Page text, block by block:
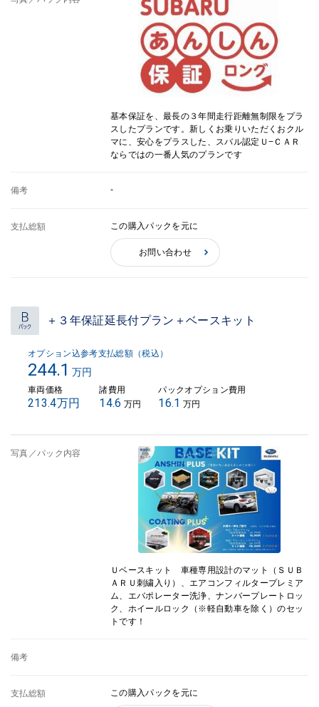
基本保証を、最長の３年間走行距離無制限をプラ
スしたプランです。新しくお乗りいただくおクル
マに、安心をプラスした、スバル認定Ｕ−ＣＡＲ
ならではの一番人気のプランです
備考 -
支払総額 この購入パックを元に
お問い合わせ
＋３年保証延長付プラン＋ベースキット
オプション込参考支払総額（税込）
244.1 万円
車両価格
213.4万円
諸費用
14.6 万円
パックオプション費用
16.1 万円
写真／パック内容
Ｕベースキット 車種専用設計のマット（ＳＵＢ
ＡＲＵ刺繍入り）、エアコンフィルタープレミア
ム、エバポレーター洗浄、ナンバープレートロッ
ク、ホイールロック（※軽自動車を除く）のセッ
トです！
備考
支払総額 この購入パックを元に